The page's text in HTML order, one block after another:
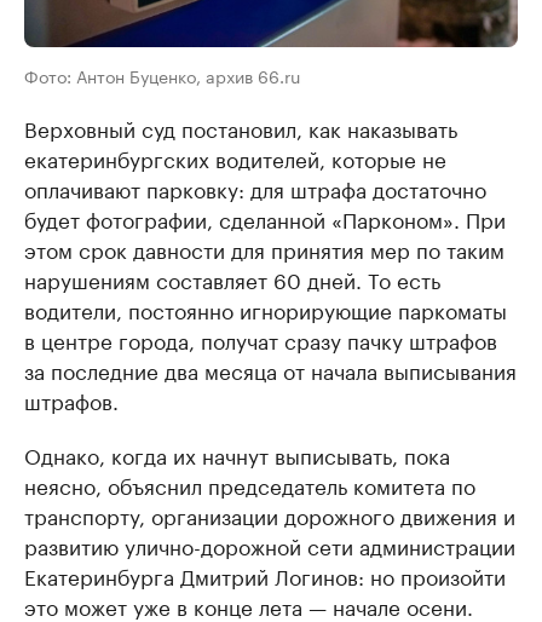
Фото: Антон Буценко, архив 66.ru
Верховный суд постановил, как наказывать
екатеринбургских водителей, которые не
оплачивают парковку: для штрафа достаточно
будет фотографии, сделанной «Парконом». При
этом срок давности для принятия мер по таким
нарушениям составляет 60 дней. То есть
водители, постоянно игнорирующие паркоматы
в центре города, получат сразу пачку штрафов
за последние два месяца от начала выписывания
штрафов.
Однако, когда их начнут выписывать, пока
неясно, объяснил председатель комитета по
транспорту, организации дорожного движения и
развитию улично-дорожной сети администрации
Екатеринбурга Дмитрий Логинов: но произойти
это может уже в конце лета — начале осени.